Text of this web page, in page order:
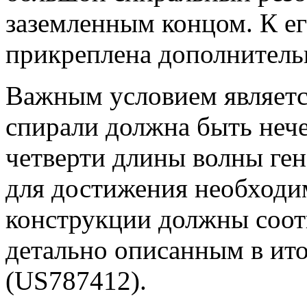
заземленным концом. К
прикреплена
Важным условием
спирали должна быть
четверти длины волны
для достижения
конструкции должны
детально описанным в
(US787412).